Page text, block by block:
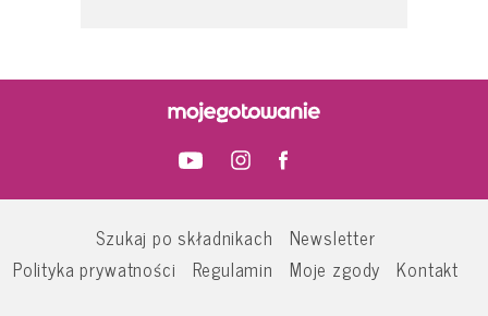
Szukaj po składnikach
Newsletter
Polityka prywatności
Regulamin Moje zgody Kontakt